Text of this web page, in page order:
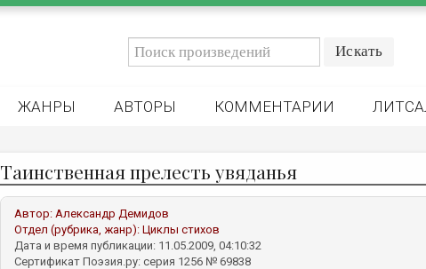
ЖАНРЫ АВТОРЫ КОММЕНТАРИИ
Таинственная прелесть увяданья
Автор: Александр Демидов
Отдел (рубрика, жанр): Циклы стихов
Дата и время публикации: 11.05.2009, 04:10:32
Сертификат Поэзия.ру: серия 1256 № 69838